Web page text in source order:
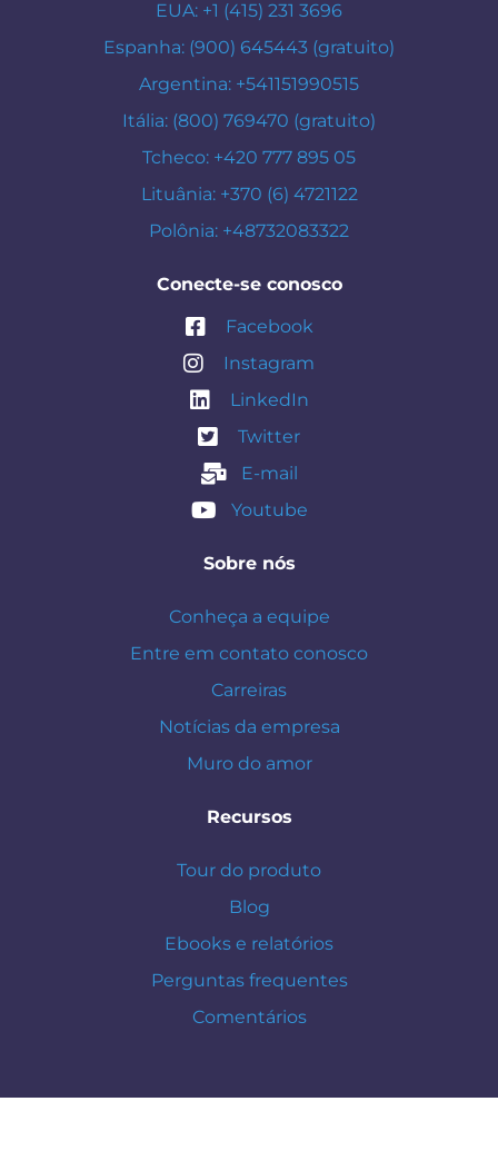
EUA: +1 (415) 231 3696
Espanha: (900) 645443 (gratuito)
Argentina: +541151990515
Itália: (800) 769470 (gratuito)
Tcheco: +420 777 895 05
Lituânia: +370 (6) 4721122
Polônia: +48732083322
Conecte-se conosco
Facebook
Instagram
LinkedIn
Twitter
E-mail
Youtube
Sobre nós
Conheça a equipe
Entre em contato conosco
Carreiras
Notícias da empresa
Muro do amor
Recursos
Tour do produto
Blog
Ebooks e relatórios
Perguntas frequentes
Comentários